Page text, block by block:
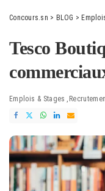
Concours.sn > BLOG >
Tesco
Emplois & Stages